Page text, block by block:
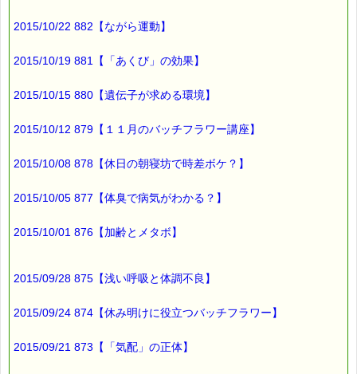
サインかもしれませんね (^^;)
ところで、
体調を崩す原因になりますね。
バッチフラワーが役に立ちますよ (*^_^*)
■本日のオススメ情報
━━━━━━━━━━━━━━━━━━━━☆
▼ストレスケアに役立つレスキューシリーズ特集ページ
▼お得なバッチフラワー・レスキューセット！！
▼あなたにぴったりのバッチフラワーが見つかる－選び方ガイ
https://pass-thyme.com/guide/info.asp
2015/10/22 882【ながら運動】
2015/10/19 881【「あくび」の効果】
2015/10/15 880【遺伝子が求める環境】
2015/10/12 879【１１月のバッチフラワー講座】
2015/10/08 878【休日の朝寝坊で時差ボケ？】
2015/10/05 877【体臭で病気がわかる？】
2015/10/01 876【加齢とメタボ】
2015/09/28 875【浅い呼吸と体調不良】
2015/09/24 874【休み明けに役立つバッチフラワー】
2015/09/21 873【「気配」の正体】